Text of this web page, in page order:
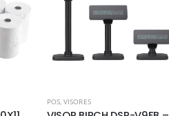
POS ,VISORES